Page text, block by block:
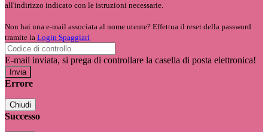
all'indirizzo indicato con le istruzioni necessarie.
Non hai una e-mail associata al nome utente? Effettua il reset della password
tramite la Login Spaggiari
E-mail inviata, si prega di controllare la casella di posta elettronica!
Errore
Chiudi
Successo